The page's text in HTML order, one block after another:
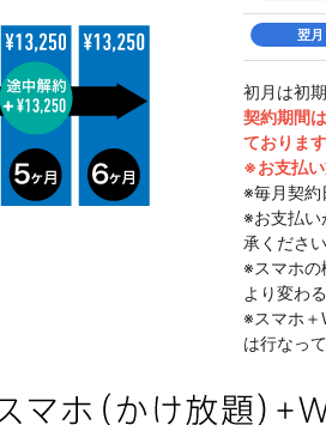
翌月
初月は初
契約期間
ております
※お支払い
※毎月契約
※お支払い
承ください
※スマホの
より変わ
※スマホ＋
は行なっ